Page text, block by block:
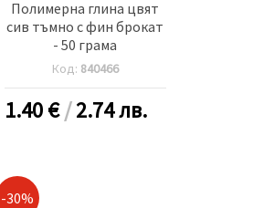
Полимерна глина цвят
сив тъмно с фин брокат
- 50 грама
Код: 840466
1.40€/2.74 лв.
-30%